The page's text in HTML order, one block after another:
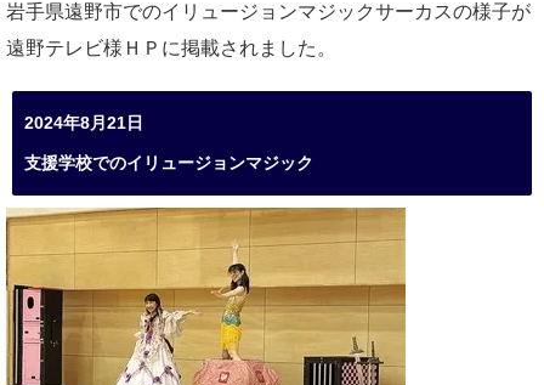
岩手県遠野市でのイリュージョンマジックサーカスの様子が
遠野テレビ様ＨＰに掲載されました。
2024年8月21日
支援学校でのイリュージョンマジック